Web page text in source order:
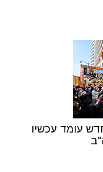
עומד עכשיו